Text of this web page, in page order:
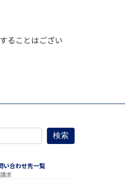
ることはござい
検索
い合わせ先一覧
求